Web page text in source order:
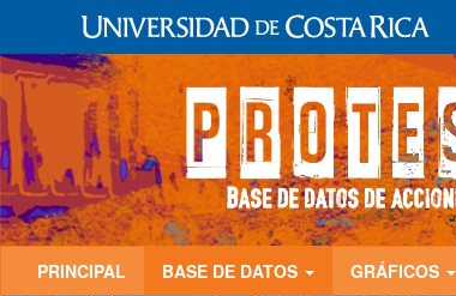
PRINCIPAL BASE DE DATOS GRÁFICOS